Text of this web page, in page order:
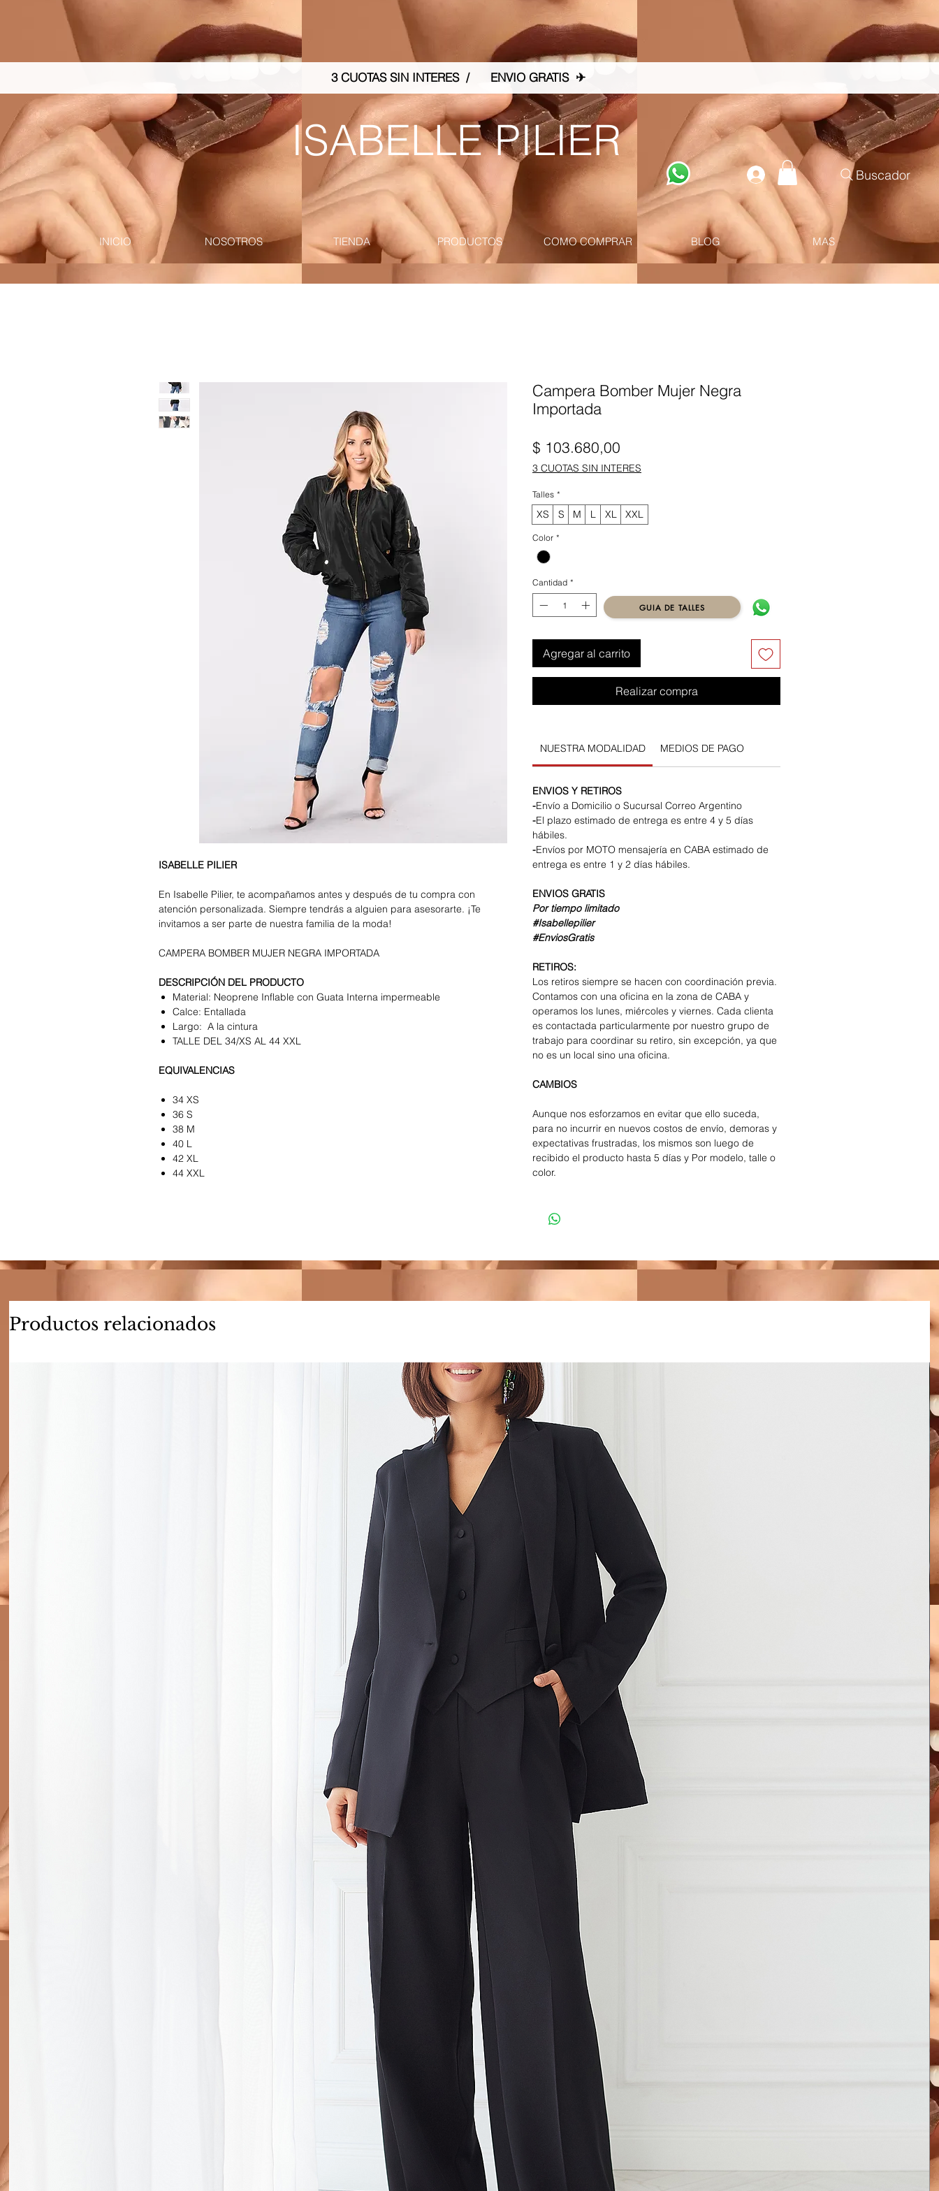
pinterest-site-verification=867dbab807973b9ac409c90f1d7cea8f
3 CUOTAS SIN INTERES / ENVIO GRATIS ✈
ISABELLE PILIER
Buscador
INICIO NOSOTROS TIENDA PRODUCTOS COMO COMPRAR BLOG MAS
ISABELLE PILIER
En Isabelle Pilier, te acompañamos antes y después de tu compra con
atención personalizada. Siempre tendrás a alguien para asesorarte. ¡Te
invitamos a ser parte de nuestra familia de la moda!
CAMPERA BOMBER MUJER NEGRA IMPORTADA
DESCRIPCIÓN DEL PRODUCTO
Material: Neoprene Inflable con Guata Interna impermeable
Calce: Entallada
Largo: A la cintura
TALLE DEL 34/XS AL 44 XXL
EQUIVALENCIAS
34 XS
36 S
38 M
40 L
42 XL
44 XXL
Campera Bomber Mujer Negra
Importada
$ 103.680,00
3 CUOTAS SIN INTERES
Talles *
XS S M L XL XXL
Color *
Cantidad *
Agregar al carrito
Realizar compra
NUESTRA MODALIDAD MEDIOS DE PAGO
ENVIOS Y RETIROS
-Envío a Domicilio o Sucursal Correo Argentino
-El plazo estimado de entrega es entre 4 y 5 días
hábiles.
-Envíos por MOTO mensajería en CABA estimado de
entrega es entre 1 y 2 días hábiles.
ENVIOS GRATIS
Por tiempo limitado
#Isabellepilier
#EnviosGratis
RETIROS:
Los retiros siempre se hacen con coordinación previa.
Contamos con una oficina en la zona de CABA y
operamos los lunes, miércoles y viernes. Cada clienta
es contactada particularmente por nuestro grupo de
trabajo para coordinar su retiro, sin excepción, ya que
no es un local sino una oficina.
CAMBIOS
Aunque nos esforzamos en evitar que ello suceda,
para no incurrir en nuevos costos de envío, demoras y
expectativas frustradas, los mismos son luego de
recibido el producto hasta 5 días y Por modelo, talle o
color.
GUIA DE TALLES
Productos relacionados